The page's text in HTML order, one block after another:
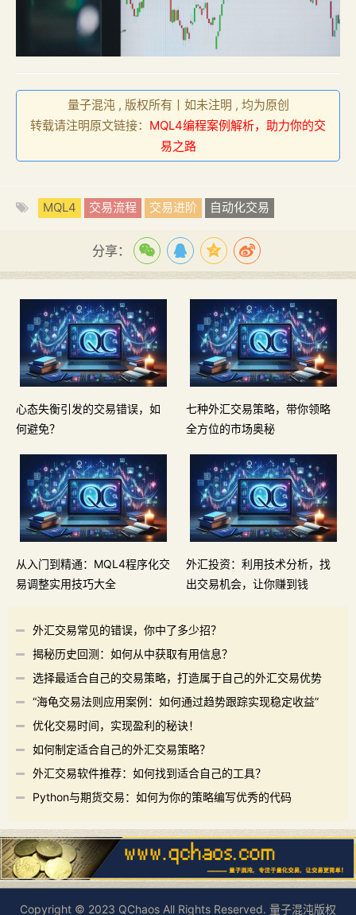
量子混沌 , 版权所有丨如未注明 , 均为原创
转载请注明原文链接： MQL4编程案例解析，助力你的交
易之路
MQL4 交易流程 交易进阶 自动化交易
分享：
心态失衡引发的交易错误，如
何避免？
七种外汇交易策略，带你领略
全方位的市场奥秘
从入门到精通：MQL4程序化交
易调整实用技巧大全
外汇投资：利用技术分析，找
出交易机会，让你赚到钱
外汇交易常见的错误，你中了多少招？
揭秘历史回测：如何从中获取有用信息？
选择最适合自己的交易策略，打造属于自己的外汇交易优势
“海龟交易法则应用案例：如何通过趋势跟踪实现稳定收益”
优化交易时间，实现盈利的秘诀！
如何制定适合自己的外汇交易策略？
外汇交易软件推荐：如何找到适合自己的工具？
Python与期货交易：如何为你的策略编写优秀的代码
Copyright © 2023 QChaos All Rights Reserved. 量子混沌版权